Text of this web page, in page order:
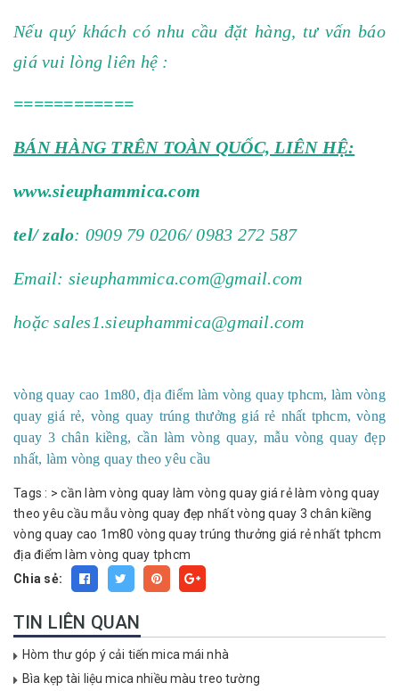
Nếu quý khách có nhu cầu đặt hàng, tư vấn báo
giá vui lòng liên hệ :
============
BÁN HÀNG TRÊN TOÀN QUỐC, LIÊN HỆ:
www.sieuphammica.com
tel/ zalo: 0909 79 0206/ 0983 272 587
Email: sieuphammica.com@gmail.com
hoặcsales1.sieuphammica@gmail.com
vòng quay cao 1m80, địa điểm làm vòng quay tphcm, làm vòng
quay giá rẻ, vòng quay trúng thưởng giá rẻ nhất tphcm, vòng
quay 3 chân kiềng, cần làm vòng quay, mẫu vòng quay đẹp
nhất, làm vòng quay theo yêu cầu
Tags : >cần làm vòng quay làm vòng quay giá rẻ làm vòng quay
theo yêu cầu mẫu vòng quay đẹp nhất vòng quay 3 chân kiềng
vòng quay cao 1m80 vòng quay trúng thưởng giá rẻ nhất tphcm
địa điểm làm vòng quay tphcm
Chia sẻ:
TIN LIÊN QUAN
Hòm thư góp ý cải tiến mica mái nhà
Bìa kẹp tài liệu mica nhiều màu treo tường